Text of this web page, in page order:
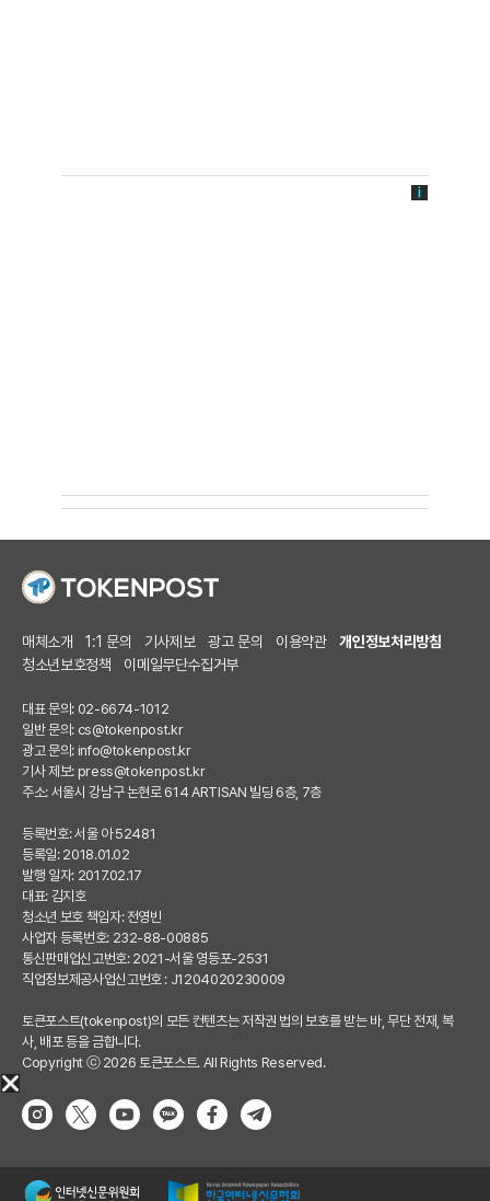
매체소개 1:1 문의 기사제보 광고 문의 이용약관
개인정보처리방침
청소년보호정책
이메일무단수집거부
대표 문의: 02-6674-1012
일반 문의: cs@tokenpost.kr
광고 문의: info@tokenpost.kr
기사 제보: press@tokenpost.kr
주소: 서울시 강남구 논현로 614 ARTISAN 빌딩 6층, 7층
등록번호: 서울 아 52481
등록일: 2018.01.02
발행 일자: 2017.02.17
대표: 김지호
청소년 보호 책임자: 전영빈
사업자 등록번호: 232-88-00885
통신판매업신고번호: 2021-서울 영등포-2531
직업정보제공사업신고번호 : J1204020230009
토큰포스트(tokenpost)의 모든 컨텐츠는 저작권 법의 보호를 받는 바, 무단 전재, 복
사, 배포 등을 금합니다.
Copyright ⓒ 2026 토큰포스트. All Rights Reserved.